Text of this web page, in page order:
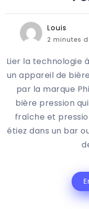
Louis
2 minutes
Lier la technologie
un appareil de
par la marque
bière pression
fraîche et
étiez dans un bar